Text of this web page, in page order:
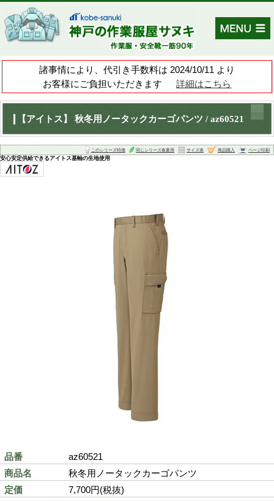
諸事情により、代引き手数料は
お客様にご負担いただきます
このシリーズ特徴
安心安定供給できるアイトス基軸の生地使用